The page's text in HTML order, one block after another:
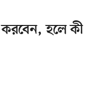
করবেন, হলে কী